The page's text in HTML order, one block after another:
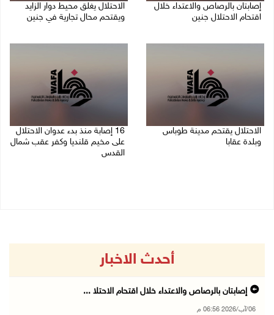
إصابتان بالرصاص والاعتداء خلال
اقتحام الاحتلال جنين
الاحتلال يغلق محيط دوار الزايد
ويقتحم محال تجارية في جنين
الاحتلال يقتحم مدينة طوباس
وبلدة عقابا
16 إصابة منذ بدء عدوان الاحتلال
على مخيم قلنديا وكفر عقب شمال
القدس
أحدث الاخبار
إصابتان بالرصاص والاعتداء خلال اقتحام الاحتلا ...
06/آب/2026 06:56 م